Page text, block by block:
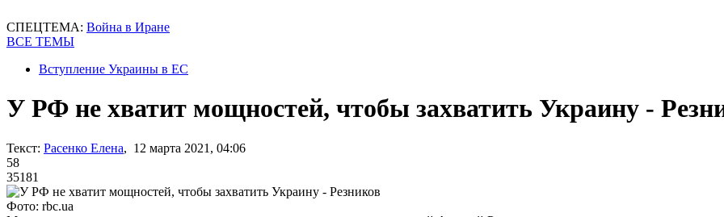
СПЕЦТЕМА: Война в Иране
ВСЕ ТЕМЫ
Вступление Украины в ЕС
У РФ не хватит мощностей, чтобы захватить Украину -
Текст: Расенко Елена, 12 марта 2021, 04:06
58
35181
Фото: rbc.ua